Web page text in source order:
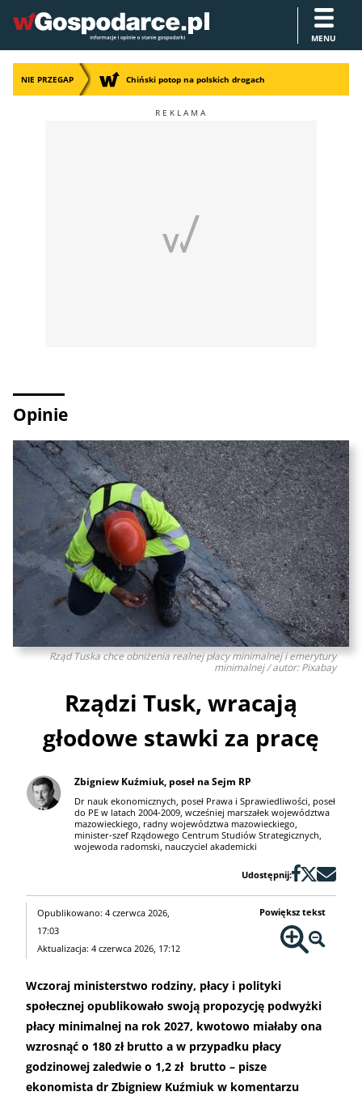
MENU
NIE PRZEGAP Chiński potop na polskich drogach
Opinie
Rząd Tuska chce obniżenia realnej płacy minimalnej i emerytury
minimalnej / autor: Pixabay
Rządzi Tusk, wracają
głodowe stawki za pracę
Zbigniew Kuźmiuk, poseł na Sejm RP
Dr nauk ekonomicznych, poseł Prawa i Sprawiedliwości, poseł
do PE w latach 2004-2009, wcześniej marszałek województwa
mazowieckiego, radny województwa mazowieckiego,
minister-szef Rządowego Centrum Studiów Strategicznych,
wojewoda radomski, nauczyciel akademicki
Udostępnij:
Opublikowano: 4 czerwca 2026,
17:03
Aktualizacja: 4 czerwca 2026, 17:12
Powiększ tekst
Wczoraj ministerstwo rodziny, płacy i polityki
społecznej opublikowało swoją propozycję podwyżki
płacy minimalnej na rok 2027, kwotowo miałaby ona
wzrosnąć o 180 zł brutto a w przypadku płacy
godzinowej zaledwie o 1,2 zł brutto – pisze
ekonomista dr Zbigniew Kuźmiuk w komentarzu